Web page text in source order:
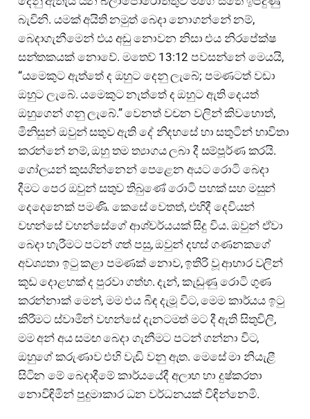
බැවිනි. යමක් අයිති නමුත් බෙදා නොගන්නේ නම්,
බෙදාගැනීමෙන් එය අඩු නොවන නිසා එය නිරපේක්ෂ
සන්තකයක් නොවේ. මතෙව් 13:12 පවසන්නේ මෙයයි,
“යමෙකුට ඇත්තේ ද ඔහුට දෙනු ලැබේ; පමණටත් වඩා
ඔහුට ලැබේ. යමෙකුට නැත්තේ ද ඔහුට ඇති දෙයත්
ඔහුගෙන් ගනු ලැබේ.” වෙනත් වචන වලින් කිවහොත්,
මිනිසුන් ඔවුන් සතුව ඇති දේ නිදහසේ හා සතුටින් භාවිතා
කරන්නේ නම්, ඔහු තම ත්‍යාගය ලබා දී සම්පූර්ණ කරයි.
ගෝලයන් කුසගින්නෙන් පෙළෙන අයට රොටි බෙදා
දීමට පෙර ඔවුන් සතුව තිබුණේ රොටි පහක් සහ මසුන්
දෙදෙනෙක් පමණි. කෙසේ වෙතත්, එහිදී දෙවියන්
වහන්සේ වහන්සේගේ ආශ්චර්යයක් සිදු විය. ඔවුන් ඒවා
බෙදා හැරීමට පටන් ගත් පසු, ඔවුන් දහස් ගණනකගේ
අවශ්‍යතා ඉටු කළා පමණක් නොව, ඉතිරි වූ ආහාර වලින්
කූඩ දොළහක් ද පුරවා ගත්හ. දැන්, කැඩුණු රොටි ගුණ
කරන්නාක් මෙන්, මම එය බිඳ දැමූ විට, මෙම කාර්යය ඉටු
කිරීමට ස්වාමින් වහන්සේ දැනටමත් මට දී ඇති සිතුවිලි,
මම අන් අය සමඟ බෙදා ගැනීමට පටන් ගන්නා විට,
ඔහුගේ කරුණාව එහි වැඩි වනු ඇත. මෙසේ මා නියැළී
සිටින මේ බෙදාදීමේ කාර්යයේදී අලාභ හා දුෂ්කරතා
නොවිඳිමින් පුදුමාකාර ධන වර්ධනයක් විඳින්නෙමි.